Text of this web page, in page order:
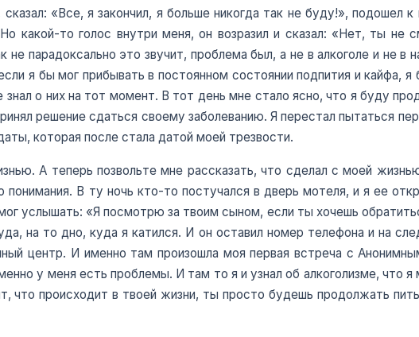
«Все, я закончил, я больше никогда так не буду!», подошел
какой-то голос внутри меня, он возразил и сказал: «Нет, ты
парадоксально это звучит, проблема был, а не в алкоголе и не в
я бы мог прибывать в постоянном состоянии подпития и кайфа,
знал о них на тот момент. В тот день мне стало ясно, что я буду
решение сдаться своему заболеванию. Я перестал пытаться
которая после стала датой моей трезвости.
А теперь позвольте мне рассказать, что сделал с моей
понимания. В ту ночь кто-то постучался в дверь мотеля, и я ее
услышать: «Я посмотрю за твоим сыном, если ты хочешь
на то дно, куда я катился. И он оставил номер телефона и на
центр. И именно там произошла моя первая встреча с
у меня есть проблемы. И там то я и узнал об алкоголизме, что
что происходит в твоей жизни, ты просто будешь продолжать